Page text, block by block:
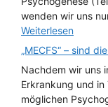
wenden wir uns
Weiterlesen
„MECFS“ – sind
Nachdem wir uns
Erkrankung und
möglichen